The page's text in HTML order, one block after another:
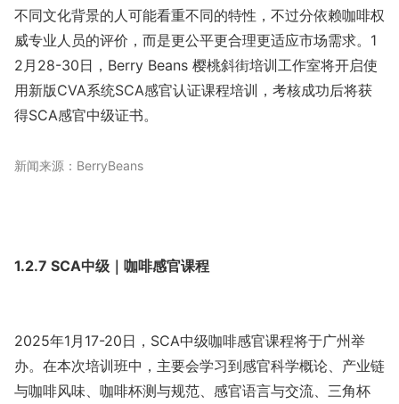
不同文化背景的人可能看重不同的特性，不过分依赖咖啡权
威专业人员的评价，而是更公平更合理更适应市场需求。1
2月28-30日，Berry Beans 樱桃斜街培训工作室将开启使
用新版CVA系统SCA感官认证课程培训，考核成功后将获
得SCA感官中级证书。
新闻来源：BerryBeans
1.2.7 SCA中级｜咖啡感官课程
2025年1月17-20日，SCA中级咖啡感官课程将于广州举
办。在本次培训班中，主要会学习到感官科学概论、产业链
与咖啡风味、咖啡杯测与规范、感官语言与交流、三角杯